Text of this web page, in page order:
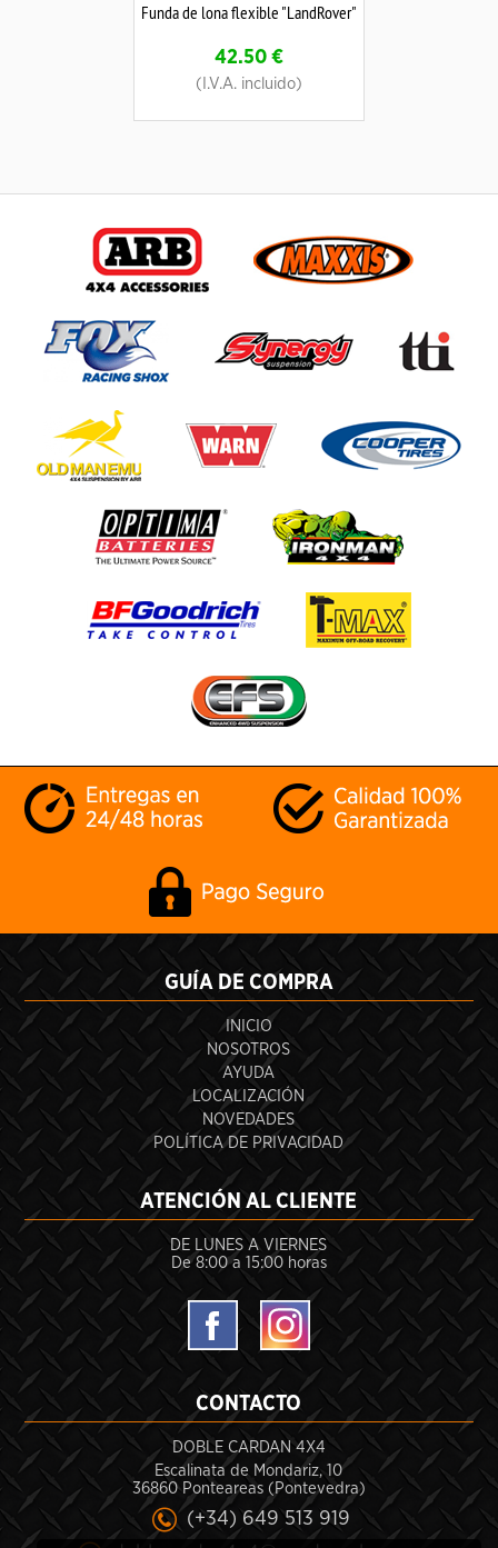
Funda de lona flexible "LandRover"
42.50€
(I.V.A. incluido)
GUÍA DE COMPRA
INICIO
NOSOTROS
AYUDA
LOCALIZACIÓN
NOVEDADES
POLÍTICA DE PRIVACIDAD
ATENCIÓN AL CLIENTE
DE LUNES A VIERNES
De 8:00 a 15:00 horas
CONTACTO
DOBLE CARDAN 4X4
Escalinata de Mondariz, 10
36860 Ponteareas (Pontevedra)
(+34) 649 513 919